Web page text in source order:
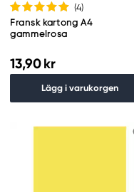
(4)
Fransk kartong A4
gammelrosa
13,90 kr
Lägg i varukorgen